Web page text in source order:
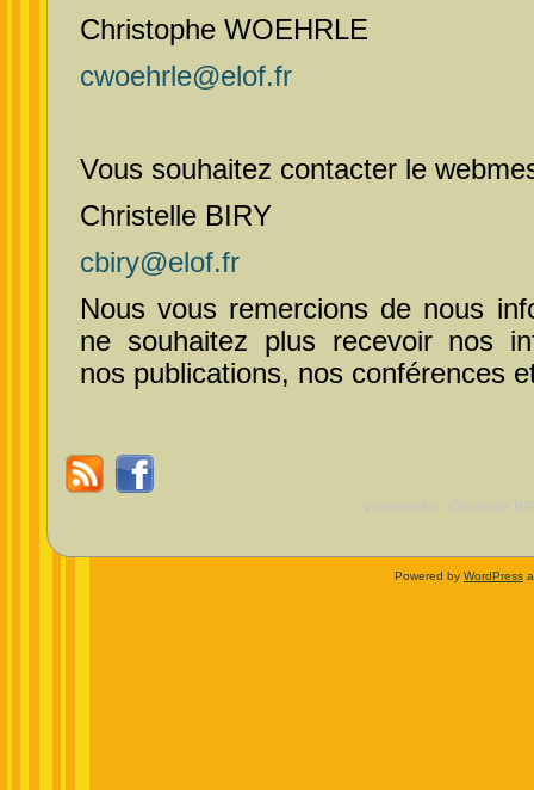
Christophe WOEHRLE
cwoehrle@elof.fr
Vous souhaitez contacter le
Christelle BIRY
cbiry@elof.fr
Nous vous remercions de nous
ne souhaitez plus recevoir nos
nos publications, nos conférences
Webmestre : Christelle
Powered by WordPress